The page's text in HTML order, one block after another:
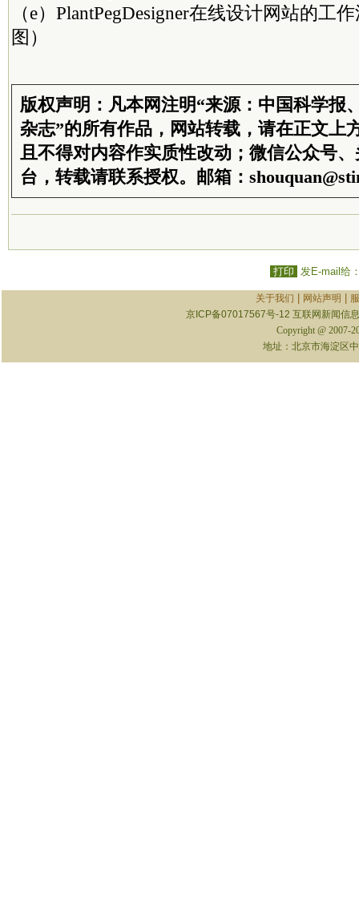
（e）PlantPegDesigner在线设计网站的工
图）
版权声明：凡本网注明“来源：中国科学报
杂志”的所有作品，网站转载，请在正文上
且不得对内容作实质性改动；微信公众号
台，转载请联系授权。邮箱：
打印 发E-mail给
关于我们 网站声明
京ICP备07017567号-12 互联网新闻信
Copyright @ 2007-
地址：北京市海淀区